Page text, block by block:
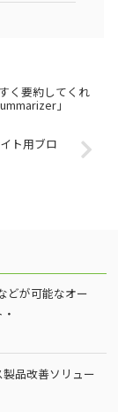
く要約してくれ
」
ト用ブロ
どが可能なオー
品改善ソリュー